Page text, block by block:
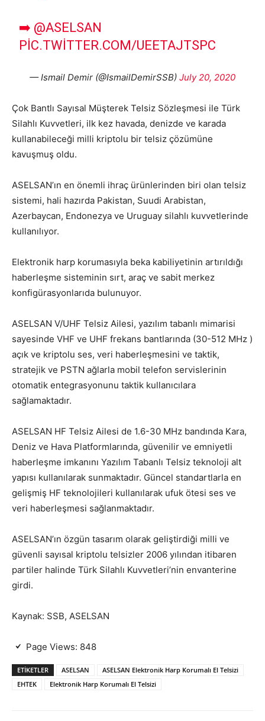
➡️ @ASELSAN
PIC.TWITTER.COM/UEETAJTSPC
— Ismail Demir (@IsmailDemirSSB) July 20, 2020
Çok Bantlı Sayısal Müşterek Telsiz Sözleşmesi ile Türk
Silahlı Kuvvetleri, ilk kez havada, denizde ve karada
kullanabileceği milli kriptolu bir telsiz çözümüne
kavuşmuş oldu.
ASELSAN’ın en önemli ihraç ürünlerinden biri olan telsiz
sistemi, hali hazırda Pakistan, Suudi Arabistan,
Azerbaycan, Endonezya ve Uruguay silahlı kuvvetlerinde
kullanılıyor.
Elektronik harp korumasıyla beka kabiliyetinin artırıldığı
haberleşme sisteminin sırt, araç ve sabit merkez
konfigürasyonlarıda bulunuyor.
ASELSAN V/UHF Telsiz Ailesi, yazılım tabanlı mimarisi
sayesinde VHF ve UHF frekans bantlarında (30-512 MHz )
açık ve kriptolu ses, veri haberleşmesini ve taktik,
stratejik ve PSTN ağlarla mobil telefon servislerinin
otomatik entegrasyonunu taktik kullanıcılara
sağlamaktadır.
ASELSAN HF Telsiz Ailesi de 1.6-30 MHz bandında Kara,
Deniz ve Hava Platformlarında, güvenilir ve emniyetli
haberleşme imkanını Yazılım Tabanlı Telsiz teknoloji alt
yapısı kullanılarak sunmaktadır. Güncel standartlarla en
gelişmiş HF teknolojileri kullanılarak ufuk ötesi ses ve
veri haberleşmesi sağlanmaktadır.
ASELSAN’ın özgün tasarım olarak geliştirdiği milli ve
güvenli sayısal kriptolu telsizler 2006 yılından itibaren
partiler halinde Türk Silahlı Kuvvetleri’nin envanterine
girdi.
Kaynak: SSB, ASELSAN
Page Views: 848
ETIKETLER ASELSAN
ASELSAN Elektronik Harp Korumalı El Telsizi
EHTEK
Elektronik Harp Korumalı El Telsizi